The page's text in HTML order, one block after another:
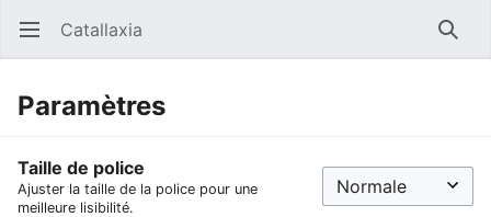
Ouvrir le menu principal Catallaxia
Paramètres
Taille de police
Ajuster la taille de la police pour une
meilleure lisibilité.